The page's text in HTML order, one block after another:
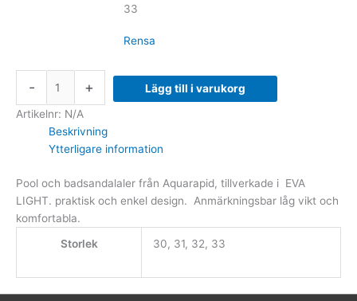
33
Rensa
- + Lägg till i varukorg
Artikelnr: N/A
Beskrivning
Ytterligare information
Pool och badsandalaler från Aquarapid, tillverkade i EVA
LIGHT. praktisk och enkel design. Anmärkningsbar låg vikt och
komfortabla.
Storlek
30, 31, 32, 33